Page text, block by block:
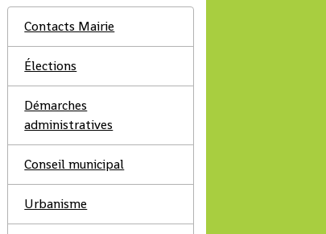
Contacts Mairie
Élections
Démarches
administratives
Conseil municipal
Urbanisme